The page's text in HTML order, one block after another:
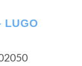
LUGO